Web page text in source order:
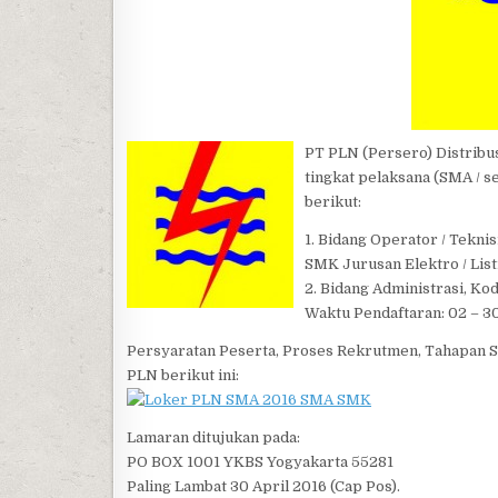
PT PLN (Persero)
tingkat pelaksana (SMA /
berikut:
1. Bidang Operator /
SMK Jurusan Elektro /
2. Bidang Administrasi,
Waktu Pendaftaran: 02 –
Persyaratan Peserta, Proses Rekrutmen, Tahapan
PLN berikut ini:
Lamaran ditujukan pada:
PO BOX 1001 YKBS Yogyakarta 55281
Paling Lambat 30 April 2016 (Cap Pos).